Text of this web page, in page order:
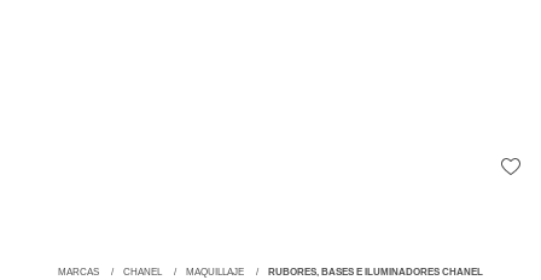
MARCAS CHANEL MAQUILLAJE RUBORES, BASES E ILUMINADORES CHANEL